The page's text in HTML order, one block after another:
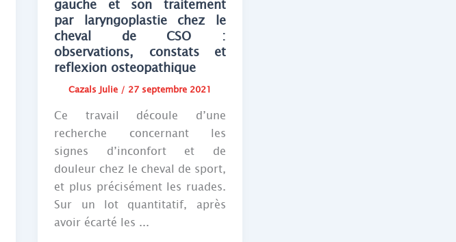
gauche et son traitement
par laryngoplastie chez le
cheval de CSO :
observations, constats et
reflexion osteopathique
Cazals Julie / 27 septembre 2021
Ce travail découle d’une
recherche concernant les
signes d’inconfort et de
douleur chez le cheval de sport,
et plus précisément les ruades.
Sur un lot quantitatif, après
avoir écarté les ...